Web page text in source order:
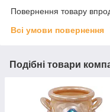
Повернення товару
Всі умови повернення
Подібні товари